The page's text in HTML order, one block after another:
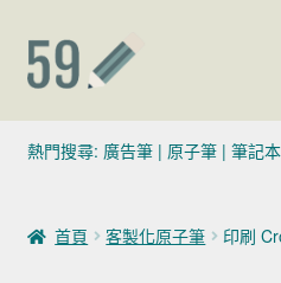
跳至導覽列
跳至主要內容
(02)7729-4140
聯絡我們
熱門搜尋: 廣告筆| 原子筆| 筆記本
首頁 客製化原子筆 印刷